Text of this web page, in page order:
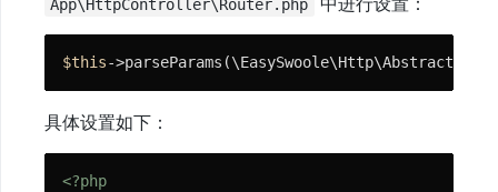
App\HttpController\Router.php
$this-
具体设置如下：
<?php